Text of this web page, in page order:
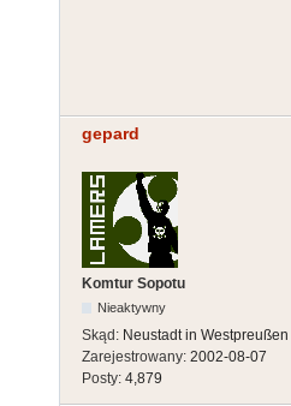
gepard
Komtur Sopotu
Nieaktywny
Skąd: Neustadt in Westpreußen
Zarejestrowany: 2002-08-07
Posty: 4,879